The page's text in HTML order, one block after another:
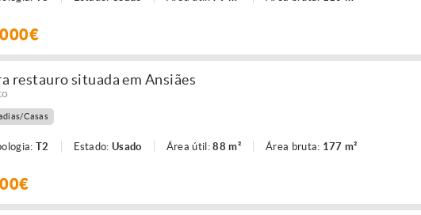
restauro situada em Ansiães
Casas
T2 Estado:Usado Área útil:88 m² Área bruta: 177 m²